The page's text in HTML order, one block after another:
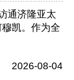
通济隆亚太
凯。作为全
2026-08-04